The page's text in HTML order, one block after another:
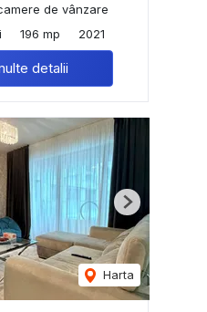
de vânzare
196 mp 2021
detalii
Harta
Next